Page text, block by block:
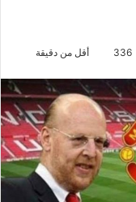
336 أقل من دقيقة